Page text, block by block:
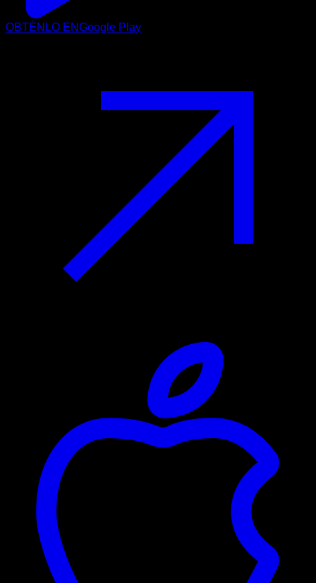
OBTÉNLO ENGoogle Play